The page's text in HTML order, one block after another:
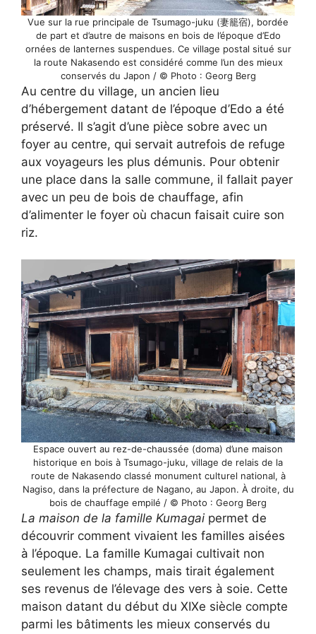
Vue sur la rue principale de Tsumago-juku (妻籠宿), bordée
de part et d’autre de maisons en bois de l’époque d’Edo
ornées de lanternes suspendues. Ce village postal situé sur
la route Nakasendo est considéré comme l’un des mieux
conservés du Japon / © Photo : Georg Berg
Au centre du village, un ancien lieu
d’hébergement datant de l’époque d’Edo a été
préservé. Il s’agit d’une pièce sobre avec un
foyer au centre, qui servait autrefois de refuge
aux voyageurs les plus démunis. Pour obtenir
une place dans la salle commune, il fallait payer
avec un peu de bois de chauffage, afin
d’alimenter le foyer où chacun faisait cuire son
riz.
Espace ouvert au rez-de-chaussée (doma) d’une maison
historique en bois à Tsumago-juku, village de relais de la
route de Nakasendo classé monument culturel national, à
Nagiso, dans la préfecture de Nagano, au Japon. À droite, du
bois de chauffage empilé / © Photo : Georg Berg
La maison de la famille Kumagai permet de
découvrir comment vivaient les familles aisées
à l’époque. La famille Kumagai cultivait non
seulement les champs, mais tirait également
ses revenus de l’élevage des vers à soie. Cette
maison datant du début du XIXe siècle compte
parmi les bâtiments les mieux conservés du